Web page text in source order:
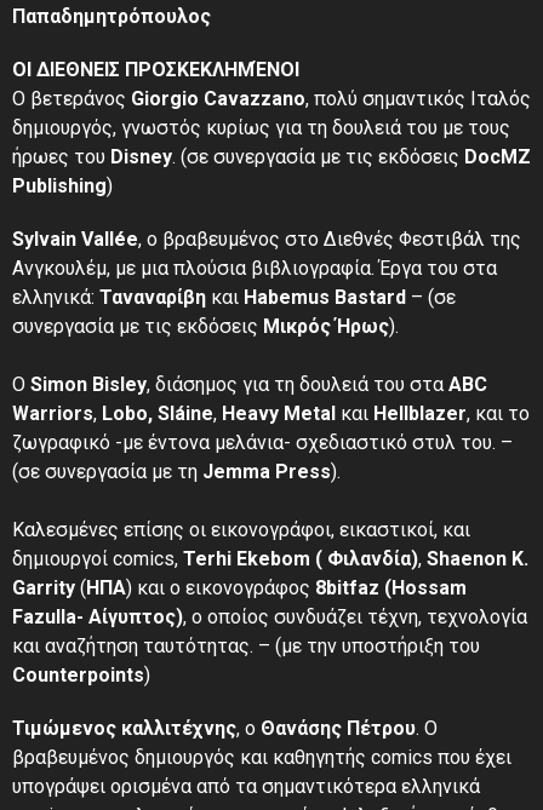
Παπαδημητρόπουλος
ΟΙ ΔΙΕΘΝΕΙΣ ΠΡΟΣΚΕΚΛΗΜΈΝΟΙ
O βετεράνος Giorgio Cavazzano, πολύ σημαντικός Ιταλός
δημιουργός, γνωστός κυρίως για τη δουλειά του με τους
ήρωες του Disney. (σε συνεργασία με τις εκδόσεις DocMZ
Publishing)
Sylvain Vallée, ο βραβευμένος στο Διεθνές Φεστιβάλ της
Ανγκουλέμ, με μια πλούσια βιβλιογραφία. Έργα του στα
ελληνικά: Ταναναρίβη και Habemus Bastard – (σε
συνεργασία με τις εκδόσεις Μικρός Ήρως).
Ο Simon Bisley, διάσημος για τη δουλειά του στα ABC
Warriors, Lobo, Sláine, Heavy Metal και Hellblazer, και το
ζωγραφικό -με έντονα μελάνια- σχεδιαστικό στυλ τoυ. –
(σε συνεργασία με τη Jemma Press).
Καλεσμένες επίσης οι εικονογράφοι, εικαστικοί, και
δημιουργοί comics, Terhi Ekebom ( Φιλανδία), Shaenon K.
Garrity (ΗΠΑ) και ο εικονογράφος 8bitfaz (Hossam
Fazulla- Αίγυπτος), ο οποίος συνδυάζει τέχνη, τεχνολογία
και αναζήτηση ταυτότητας. – (με την υποστήριξη του
Counterpoints)
Τιμώμενος καλλιτέχνης, ο Θανάσης Πέτρου. Ο
βραβευμένος δημιουργός και καθηγητής comics που έχει
υπογράψει ορισμένα από τα σημαντικότερα ελληνικά